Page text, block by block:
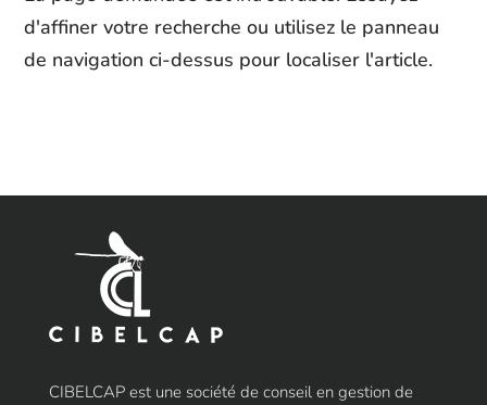
d'affiner votre recherche ou utilisez le panneau
de navigation ci-dessus pour localiser l'article.
CIBELCAP est une société de conseil en gestion de